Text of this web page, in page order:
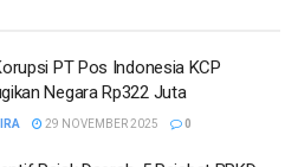
PT Pos Indonesia KCP
Negara Rp322 Juta
29 NOVEMBER 2025 0